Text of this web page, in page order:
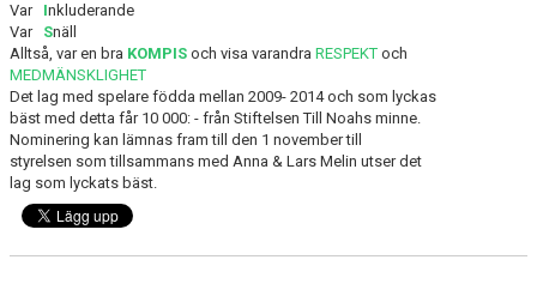
Var Inkluderande
Var Snäll
Alltså, var en bra KOMPIS och visa varandra RESPEKT och
MEDMÄNSKLIGHET
Det lag med spelare födda mellan 2009- 2014 och som lyckas
bäst med detta får 10 000: - från Stiftelsen Till Noahs minne.
Nominering kan lämnas fram till den 1 november till
styrelsen som tillsammans med Anna & Lars Melin utser det
lag som lyckats bäst.